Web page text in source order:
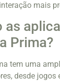
mais
as
Prima?
tem uma
desde jogos